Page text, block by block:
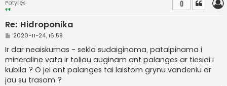
Patyręs
Re: Hidroponika
0
S
a
n
d
a
r
t
2020-11-24, 16:59
Ir dar neaiskumas - sekla sudaiginama, patalpinama i
mineraline vata ir toliau auginam ant palanges ar tiesiai i
kubila ? O jei ant palanges tai laistom grynu vandeniu ar
jau su trasom ?